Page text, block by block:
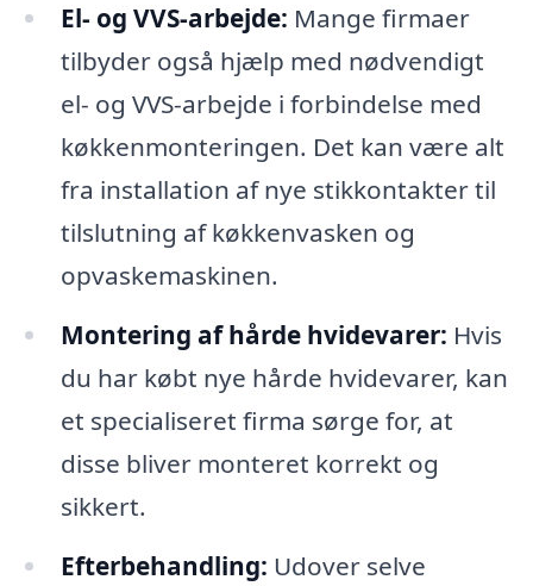
El- og VVS-arbejde: Mange firmaer
tilbyder også hjælp med nødvendigt
el- og VVS-arbejde i forbindelse med
køkkenmonteringen. Det kan være alt
fra installation af nye stikkontakter til
tilslutning af køkkenvasken og
opvaskemaskinen.
Montering af hårde hvidevarer: Hvis
du har købt nye hårde hvidevarer, kan
et specialiseret firma sørge for, at
disse bliver monteret korrekt og
sikkert.
Efterbehandling: Udover selve